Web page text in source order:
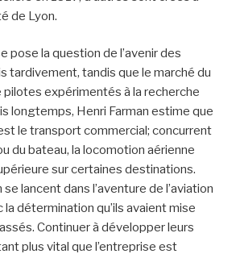
de Lyon.
pose la question de l’avenir des
tardivement, tandis que le marché du
expérimentés à la recherche
longtemps, Henri Farman estime que
est le transport commercial; concurrent
du bateau, la locomotion aérienne
sur certaines destinations.
lancent dans l’aventure de l’aviation
détermination qu’ils avaient mise
Continuer à développer leurs
plus vital que l’entreprise est